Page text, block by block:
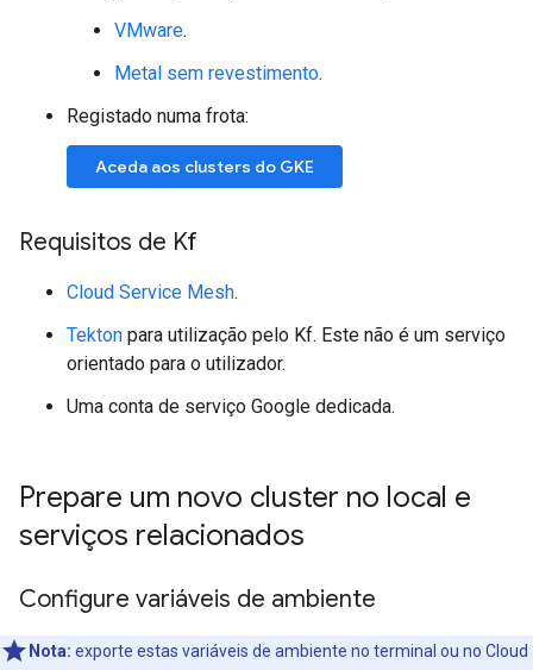
VMware.
Metal sem revestimento.
Registado numa frota:
Aceda aos clusters do GKE
Requisitos de Kf
Cloud Service Mesh.
Tekton para utilização pelo Kf. Este não é um serviço
orientado para o utilizador.
Uma conta de serviço Google dedicada.
Prepare um novo cluster no local e
serviços relacionados
Configure variáveis de ambiente
Nota: exporte estas variáveis de ambiente no terminal ou no Cloud